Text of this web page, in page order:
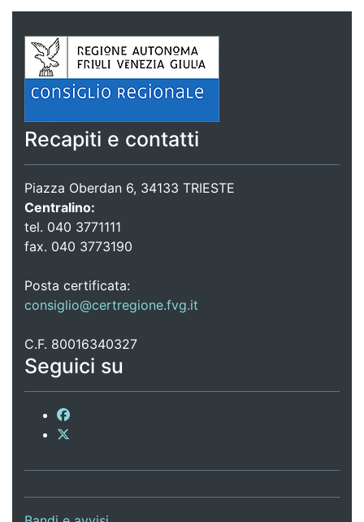
Recapiti e contatti
Piazza Oberdan 6, 34133 TRIESTE
Centralino:
tel. 040 3771111
fax. 040 3773190
Posta certificata:
consiglio@certregione.fvg.it
C.F. 80016340327
Seguici su